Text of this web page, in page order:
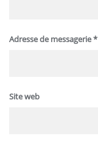
Adresse de messagerie*
Site web